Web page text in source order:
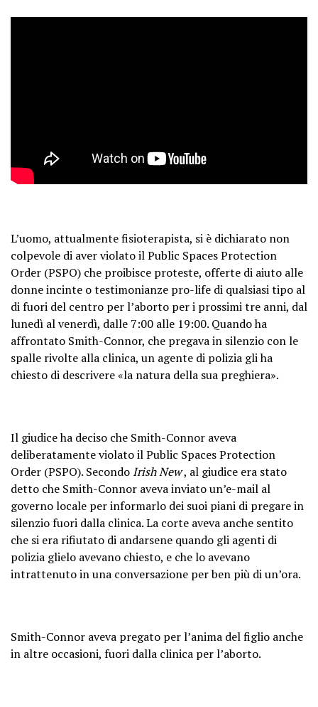
L’uomo, attualmente fisioterapista, si è dichiarato non
colpevole di aver violato il Public Spaces Protection
Order (PSPO) che proibisce proteste, offerte di aiuto alle
donne incinte o testimonianze pro-life di qualsiasi tipo al
di fuori del centro per l’aborto per i prossimi tre anni, dal
lunedì al venerdì, dalle 7:00 alle 19:00. Quando ha
affrontato Smith-Connor, che pregava in silenzio con le
spalle rivolte alla clinica, un agente di polizia gli ha
chiesto di descrivere «la natura della sua preghiera».
Il giudice ha deciso che Smith-Connor aveva
deliberatamente violato il Public Spaces Protection
Order (PSPO). Secondo Irish New, al giudice era stato
detto che Smith-Connor aveva inviato un’e-mail al
governo locale per informarlo dei suoi piani di pregare in
silenzio fuori dalla clinica. La corte aveva anche sentito
che si era rifiutato di andarsene quando gli agenti di
polizia glielo avevano chiesto, e che lo avevano
intrattenuto in una conversazione per ben più di un’ora.
Smith-Connor aveva pregato per l’anima del figlio anche
in altre occasioni, fuori dalla clinica per l’aborto.